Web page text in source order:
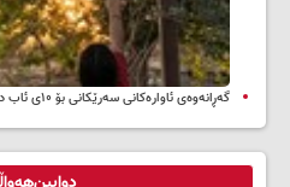
گەڕانەوەی ئاوارەکانی سەرێکانی بۆ ۱۰ی ئاب دواخراوە